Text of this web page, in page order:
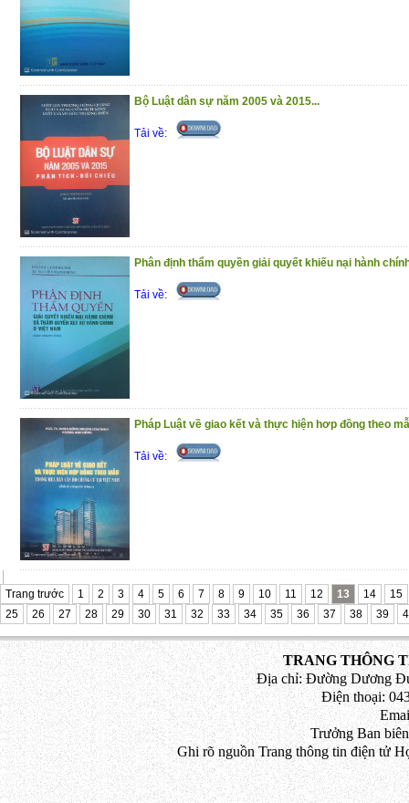
Bộ Luật dân sự năm 2005 và 2015...
Tải về:
Phân định thẩm quyền giải quyết khiếu nại hành
Tải về:
Pháp Luật về giao kết và thực hiện hơp đồng theo
Tải về:
Trang trước 1 2 3 4 5 6 7 8 9 10 11 12 13 14
15
25
26 27 28 29 30 31 32 33 34 35 36 37 38 39
TRANG THÔNG
Địa chỉ: Đường Dương
Điện thoại:
Trưởng Ban
Ghi rõ nguồn Trang thông tin điện tử